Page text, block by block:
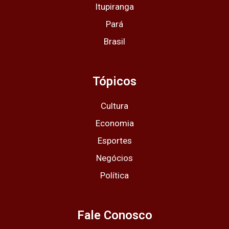
Itupiranga
Pará
Brasil
Tópicos
Cultura
Economia
Esportes
Negócios
Política
Fale Conosco